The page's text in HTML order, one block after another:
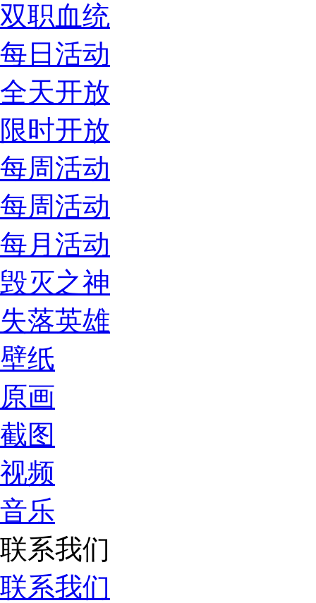
双职血统
每日活动
全天开放
限时开放
每周活动
每周活动
每月活动
毁灭之神
失落英雄
壁纸
原画
截图
视频
音乐
联系我们
联系我们